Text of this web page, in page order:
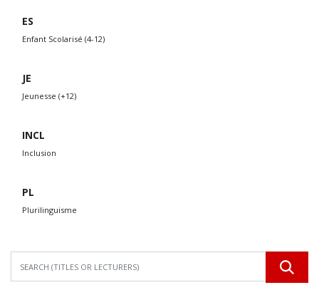
ES
Enfant Scolarisé (4-12)
JE
Jeunesse (+12)
INCL
Inclusion
PL
Plurilinguisme